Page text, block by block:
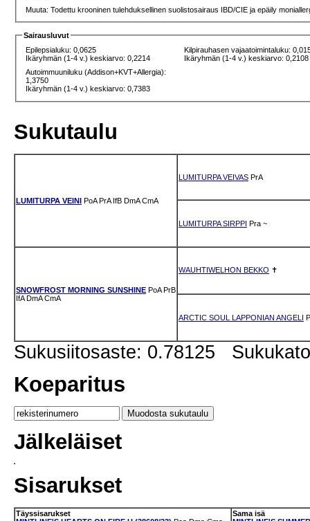
Muuta: Todettu krooninen tulehduksellinen suolistosairaus IBD/CIE ja epäily
Sairausluvut
Epilepsialuku: 0,0625
Ikäryhmän (1-4 v.) keskiarvo: 0,2214
Kilpirauhasen vajaatoimintaluku:
Ikäryhmän (1-4 v.) keskiarvo: 0,2108
Autoimmuuniluku (Addison+KVT+Allergia):
1,3750
Ikäryhmän (1-4 v.) keskiarvo: 0,7383
Sukutaulu
LUMITURPA VEINI PoA PrA IfB DmA CmA
LUMITURPA VEIVAS PrA
LUMITURPA SIRPPI Pra ~
SNOWFROST MORNING SUNSHINE PoA PrB
IfA DmA CmA
WAUHTIWELHON BEKKO ✝
ARCTIC SOUL LAPPONIAN ANGELI
Sukusiitosaste: 0.78125
Koeparitus
Jälkeläiset
Sisarukset
Täyssisarukset
Sama isä